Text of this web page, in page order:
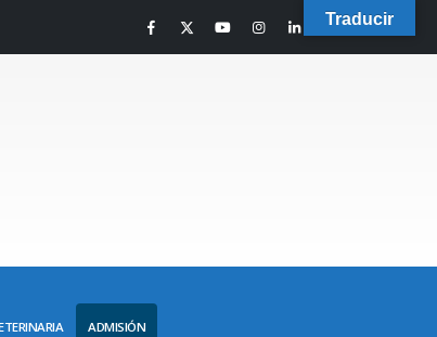
ADMISIÓN
Traducir